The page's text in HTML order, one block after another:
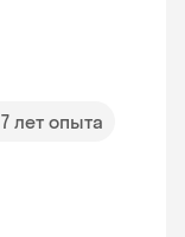
7 лет опыта